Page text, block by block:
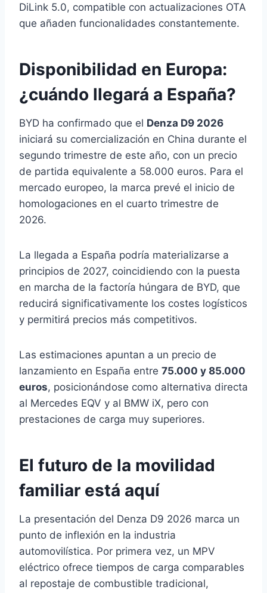
DiLink 5.0, compatible con actualizaciones OTA
que añaden funcionalidades constantemente.
Disponibilidad en Europa:
¿cuándo llegará a España?
BYD ha confirmado que el Denza D9 2026
iniciará su comercialización en China durante el
segundo trimestre de este año, con un precio
de partida equivalente a 58.000 euros. Para el
mercado europeo, la marca prevé el inicio de
homologaciones en el cuarto trimestre de
2026.
La llegada a España podría materializarse a
principios de 2027, coincidiendo con la puesta
en marcha de la factoría húngara de BYD, que
reducirá significativamente los costes logísticos
y permitirá precios más competitivos.
Las estimaciones apuntan a un precio de
lanzamiento en España entre 75.000 y 85.000
euros, posicionándose como alternativa directa
al Mercedes EQV y al BMW iX, pero con
prestaciones de carga muy superiores.
El futuro de la movilidad
familiar está aquí
La presentación del Denza D9 2026 marca un
punto de inflexión en la industria
automovilística. Por primera vez, un MPV
eléctrico ofrece tiempos de carga comparables
al repostaje de combustible tradicional,